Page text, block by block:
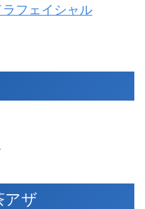
フェイシャル
アザ